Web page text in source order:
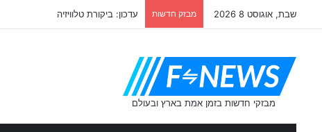
שבת, אוגוסט 8 2026 מבזק חדשות עדכון: ביקורת טלוויזיה